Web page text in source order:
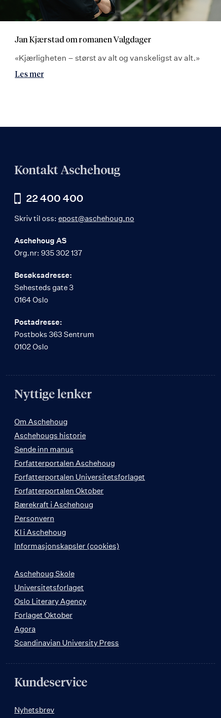
Jan Kjærstad om romanen Valgdager
«Kjærligheten – størst av alt og vanskeligst av alt.»
Les mer
Kontakt Aschehoug
22 400 400
Skriv til oss: epost@aschehoug.no
Aschehoug AS
Org.nr: 935 302 137
Besøksadresse:
Sehesteds gate 3
0164 Oslo
Postadresse:
Postboks 363 Sentrum
0102 Oslo
Nyttige lenker
Om Aschehoug
Aschehougs historie
Sende inn manus
Forfatterportalen Aschehoug
Forfatterportalen Universitetsforlaget
Forfatterportalen Oktober
Bærekraft i Aschehoug
Personvern
KI i Aschehoug
Informasjonskapsler (cookies)
Aschehoug Skole
Universitetsforlaget
Oslo Literary Agency
Forlaget Oktober
Agora
Scandinavian University Press
Kundeservice
Nyhetsbrev